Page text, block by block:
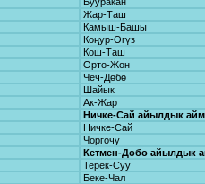
Жар-Таш
Камыш-Башы
Коңур-Өгүз
Кош-Таш
Орто-Жон
Чеч-Дөбө
Шайык
Ак-Жар
Ничке-Сай айылдык
Ничке-Сай
Чоргочу
Кетмен-Дөбө айылдык
Терек-Суу
Беке-Чал